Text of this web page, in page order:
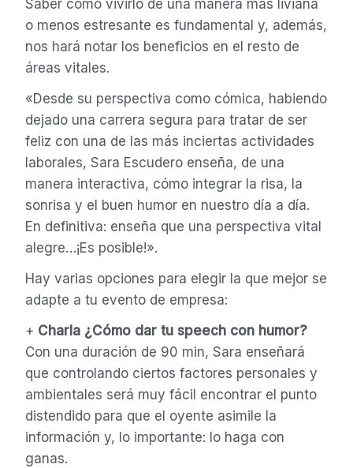
Saber cómo vivirlo de una manera más liviana
o menos estresante es fundamental y, además,
nos hará notar los beneficios en el resto de
áreas vitales.
«Desde su perspectiva como cómica, habiendo
dejado una carrera segura para tratar de ser
feliz con una de las más inciertas actividades
laborales, Sara Escudero enseña, de una
manera interactiva, cómo integrar la risa, la
sonrisa y el buen humor en nuestro día a día.
En definitiva: enseña que una perspectiva vital
alegre…¡Es posible!».
Hay varias opciones para elegir la que mejor se
adapte a tu evento de empresa:
+ Charla ¿Cómo dar tu speech con humor?
Con una duración de 90 min, Sara enseñará
que controlando ciertos factores personales y
ambientales será muy fácil encontrar el punto
distendido para que el oyente asimile la
información y, lo importante: lo haga con
ganas.